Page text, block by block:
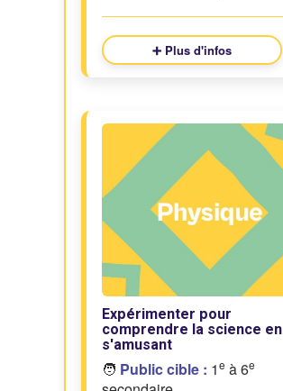
➕ Plus d'infos
Expérimenter pour
comprendre la science en
s'amusant
🧑 Public cible : 1e à 6e